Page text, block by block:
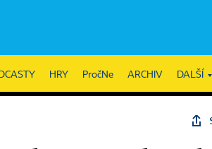
HRY PročNe ARCHIV DALŠÍ